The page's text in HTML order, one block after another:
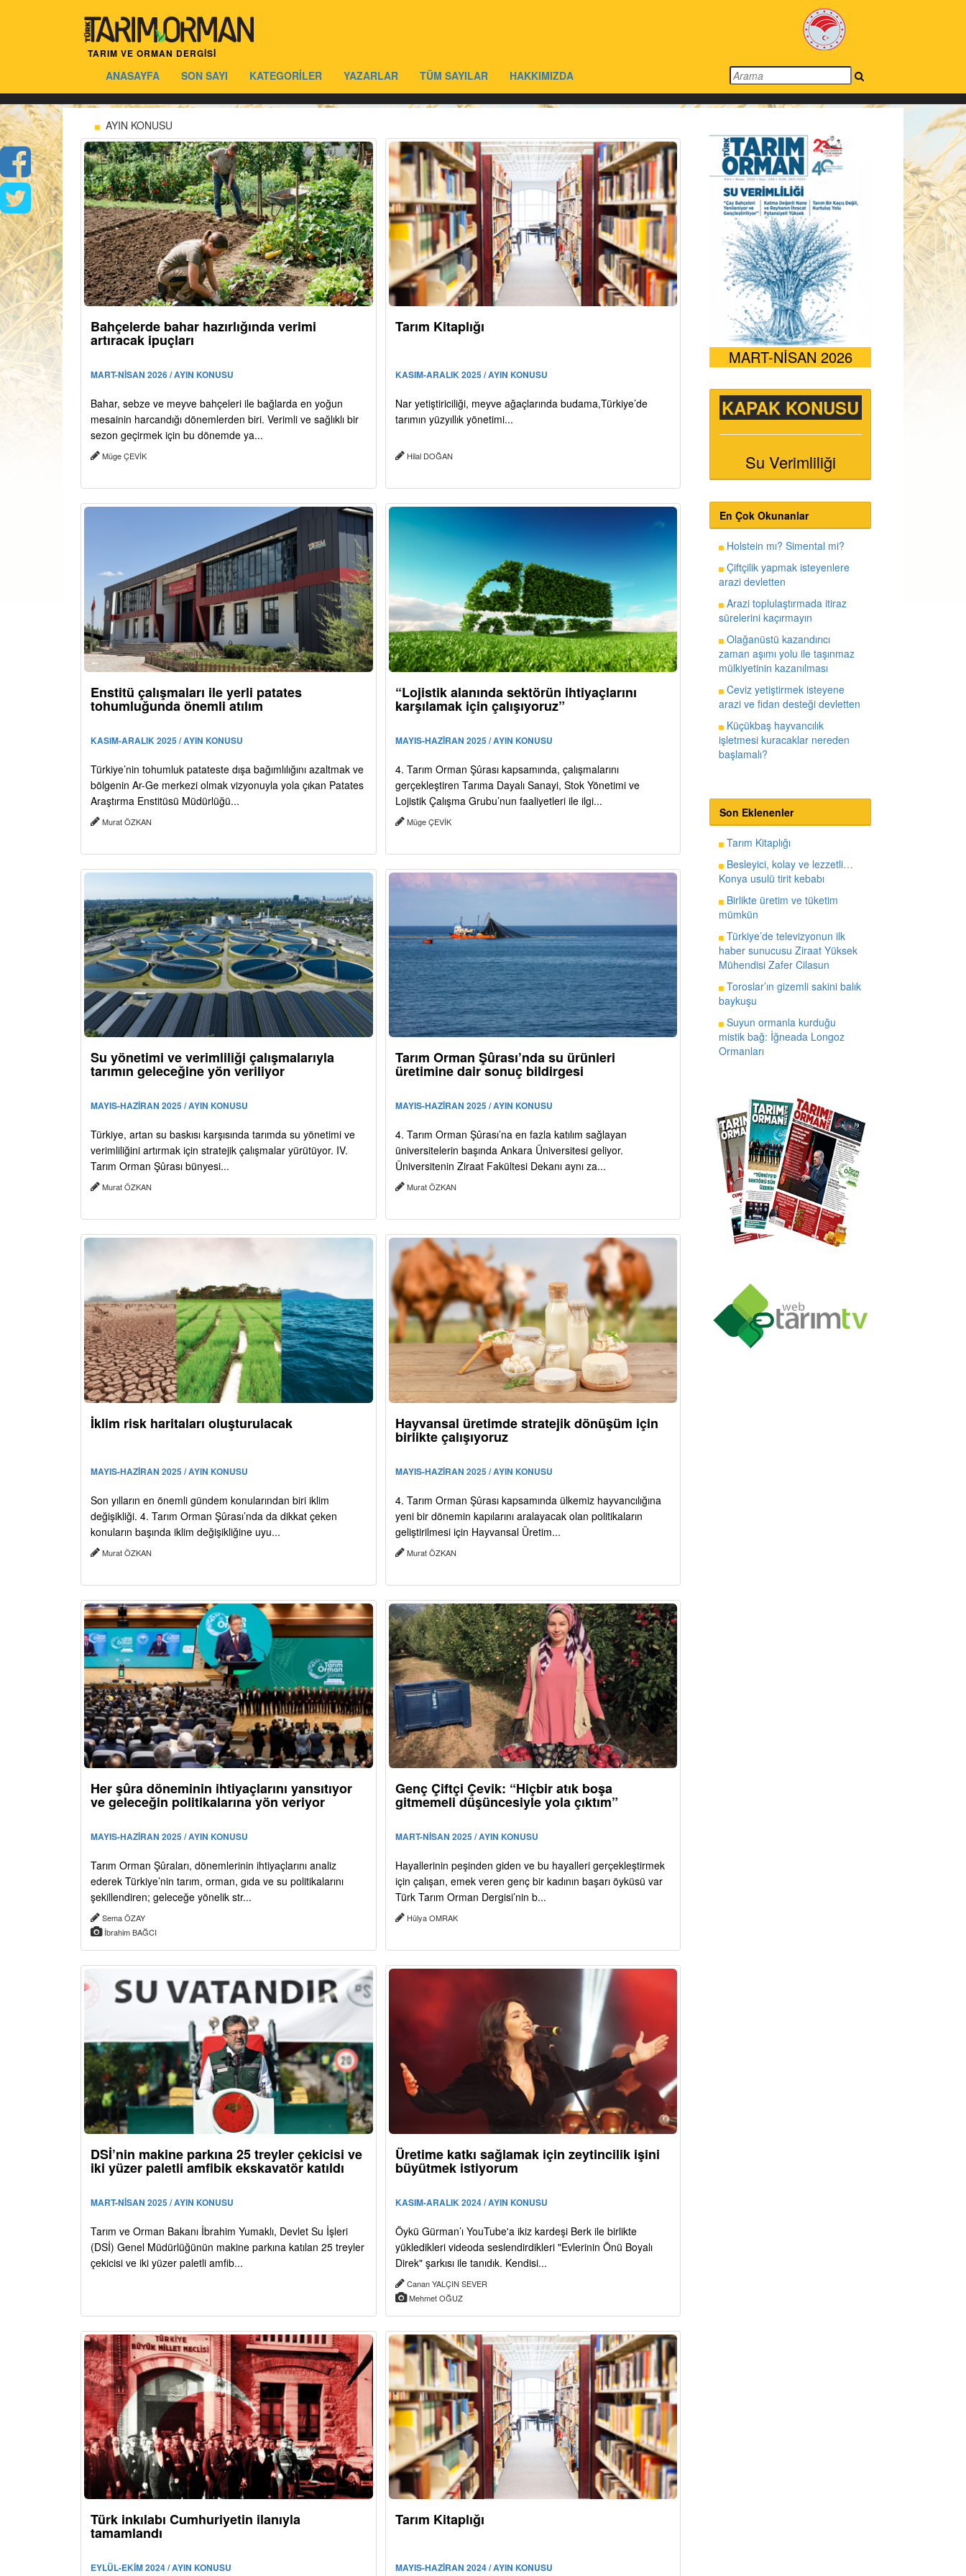
TARIM VE ORMAN DERGİSİ
ANASAYFA SON SAYI KATEGORİLER YAZARLAR TÜM SAYILAR HAKKIMIZDA
AYIN KONUSU
Bahçelerde bahar hazırlığında verimi
artıracak ipuçları
MART-NİSAN 2026 / AYIN KONUSU
Bahar, sebze ve meyve bahçeleri ile bağlarda en yoğun
mesainin harcandığı dönemlerden biri. Verimli ve sağlıklı bir
sezon geçirmek için bu dönemde ya...
Müge ÇEVİK
Tarım Kitaplığı
KASIM-ARALIK 2025 / AYIN KONUSU
Nar yetiştiriciliği, meyve ağaçlarında budama,Türkiye’de
tarımın yüzyıllık yönetimi...
Hilal DOĞAN
Enstitü çalışmaları ile yerli patates
tohumluğunda önemli atılım
KASIM-ARALIK 2025 / AYIN KONUSU
Türkiye’nin tohumluk patateste dışa bağımlılığını azaltmak ve
bölgenin Ar-Ge merkezi olmak vizyonuyla yola çıkan Patates
Araştırma Enstitüsü Müdürlüğü...
Murat ÖZKAN
“Lojistik alanında sektörün ihtiyaçlarını
karşılamak için çalışıyoruz”
MAYIS-HAZİRAN 2025 / AYIN KONUSU
4. Tarım Orman Şûrası kapsamında, çalışmalarını
gerçekleştiren Tarıma Dayalı Sanayi, Stok Yönetimi ve
Lojistik Çalışma Grubu’nun faaliyetleri ile ilgi...
Müge ÇEVİK
Su yönetimi ve verimliliği çalışmalarıyla
tarımın geleceğine yön veriliyor
MAYIS-HAZİRAN 2025 / AYIN KONUSU
Türkiye, artan su baskısı karşısında tarımda su yönetimi ve
verimliliğini artırmak için stratejik çalışmalar yürütüyor. IV.
Tarım Orman Şûrası bünyesi...
Murat ÖZKAN
Tarım Orman Şûrası’nda su ürünleri
üretimine dair sonuç bildirgesi
MAYIS-HAZİRAN 2025 / AYIN KONUSU
4. Tarım Orman Şûrası’na en fazla katılım sağlayan
üniversitelerin başında Ankara Üniversitesi geliyor.
Üniversitenin Ziraat Fakültesi Dekanı aynı za...
Murat ÖZKAN
İklim risk haritaları oluşturulacak
MAYIS-HAZİRAN 2025 / AYIN KONUSU
Son yılların en önemli gündem konularından biri iklim
değişikliği. 4. Tarım Orman Şûrası’nda da dikkat çeken
konuların başında iklim değişikliğine uyu...
Murat ÖZKAN
Hayvansal üretimde stratejik dönüşüm için
birlikte çalışıyoruz
MAYIS-HAZİRAN 2025 / AYIN KONUSU
4. Tarım Orman Şûrası kapsamında ülkemiz hayvancılığına
yeni bir dönemin kapılarını aralayacak olan politikaların
geliştirilmesi için Hayvansal Üretim...
Murat ÖZKAN
Her şûra döneminin ihtiyaçlarını yansıtıyor
ve geleceğin politikalarına yön veriyor
MAYIS-HAZİRAN 2025 / AYIN KONUSU
Tarım Orman Şûraları, dönemlerinin ihtiyaçlarını analiz
ederek Türkiye’nin tarım, orman, gıda ve su politikalarını
şekillendiren; geleceğe yönelik str...
Sema ÖZAY
İbrahim BAĞCI
Genç Çiftçi Çevik: “Hiçbir atık boşa
gitmemeli düşüncesiyle yola çıktım”
MART-NİSAN 2025 / AYIN KONUSU
Hayallerinin peşinden giden ve bu hayalleri gerçekleştirmek
için çalışan, emek veren genç bir kadının başarı öyküsü var
Türk Tarım Orman Dergisi’nin b...
Hülya OMRAK
DSİ’nin makine parkına 25 treyler çekicisi ve
iki yüzer paletli amfibik ekskavatör katıldı
MART-NİSAN 2025 / AYIN KONUSU
Tarım ve Orman Bakanı İbrahim Yumaklı, Devlet Su İşleri
(DSİ) Genel Müdürlüğünün makine parkına katılan 25 treyler
çekicisi ve iki yüzer paletli amfib...
Üretime katkı sağlamak için zeytincilik işini
büyütmek istiyorum
KASIM-ARALIK 2024 / AYIN KONUSU
Öykü Gürman’ı YouTube'a ikiz kardeşi Berk ile birlikte
yükledikleri videoda seslendirdikleri "Evlerinin Önü Boyalı
Direk" şarkısı ile tanıdık. Kendisi...
Canan YALÇIN SEVER
Mehmet OĞUZ
Türk inkılabı Cumhuriyetin ilanıyla
tamamlandı
EYLÜL-EKİM 2024 / AYIN KONUSU
Tarım Kitaplığı
MAYIS-HAZİRAN 2024 / AYIN KONUSU
MART-NİSAN 2026
KAPAK KONUSU
Su Verimliliği
En Çok Okunanlar
Holstein mı? Simental mi?
Çiftçilik yapmak isteyenlere
arazi devletten
Arazi toplulaştırmada itiraz
sürelerini kaçırmayın
Olağanüstü kazandırıcı
zaman aşımı yolu ile taşınmaz
mülkiyetinin kazanılması
Ceviz yetiştirmek isteyene
arazi ve fidan desteği devletten
Küçükbaş hayvancılık
işletmesi kuracaklar nereden
başlamalı?
Son Eklenenler
Tarım Kitaplığı
Besleyici, kolay ve lezzetli…
Konya usulü tirit kebabı
Birlikte üretim ve tüketim
mümkün
Türkiye’de televizyonun ilk
haber sunucusu Ziraat Yüksek
Mühendisi Zafer Cilasun
Toroslar’ın gizemli sakini balık
baykuşu
Suyun ormanla kurduğu
mistik bağ: İğneada Longoz
Ormanları